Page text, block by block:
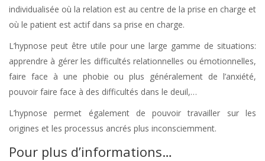
individualisée où la relation est au centre de la prise en charge et
où le patient est actif dans sa prise en charge.
L’hypnose peut être utile pour une large gamme de situations:
apprendre à gérer les difficultés relationnelles ou émotionnelles,
faire face à une phobie ou plus généralement de l’anxiété,
pouvoir faire face à des difficultés dans le deuil,…
L’hypnose permet également de pouvoir travailler sur les
origines et les processus ancrés plus inconsciemment.
Pour plus d’informations…